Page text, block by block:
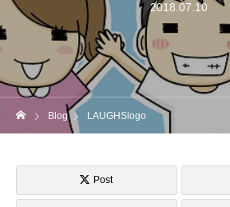
2018.07.10
Blog LAUGHSlogo
Post